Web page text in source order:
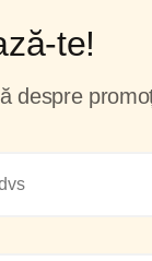
te!
despre